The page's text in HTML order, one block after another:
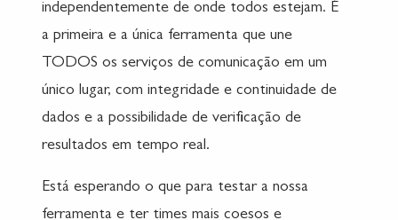
independentemente de onde todos estejam. É
a primeira e a única ferramenta que une
TODOS os serviços de comunicação em um
único lugar, com integridade e continuidade de
dados e a possibilidade de verificação de
resultados em tempo real.
Está esperando o que para testar a nossa
ferramenta e ter times mais coesos e